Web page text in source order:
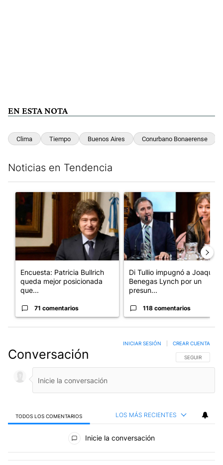
EN ESTA NOTA
Clima Tiempo Buenos Aires Conurbano Bonaerense
Noticias en Tendencia
Un artículo de tendencia con el título "Encuesta: Patricia
Encuesta: Patricia Bullrich
queda mejor posicionada
que...
71 comentarios
Un artículo de tendencia con
Di Tullio impugnó a Joaquín
Benegas Lynch por un
presun...
118 comentarios
Conversación SIGA ESTA
SEGUIR
INICIAR SESIÓN CREAR CUENTA
TODOS LOS COMENTARIOS LOS MÁS RECIENTES
Todos los comentarios
Inicie la conversación